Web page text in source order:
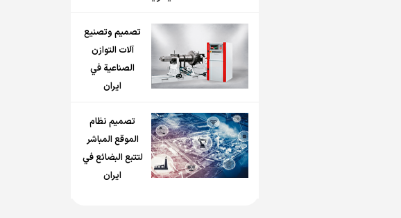
تصميم وتصنيع
آلات التوازن
الصناعية في
ايران
تصميم نظام
الموقع المباشر
لتتبع البضائع في
ايران